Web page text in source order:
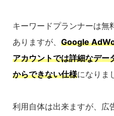
キーワードプランナーは無
ありますが、 Google
アカウントでは詳細なデ
からできない仕様になりま
利用自体は出来ますが、広